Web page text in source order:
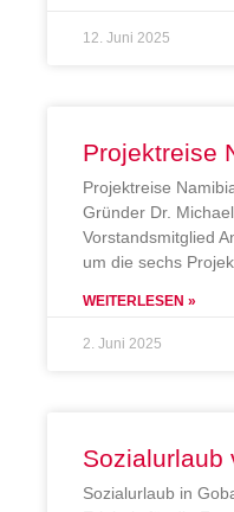
12. Juni 2025
Projektreise
Projektreise
Gründer Dr.
Vorstandsmitglied
um die sechs
WEITERLESEN »
2. Juni 2025
Sozialurlaub
Sozialurlaub in